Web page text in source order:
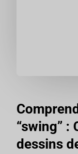
“swing” :
dessins